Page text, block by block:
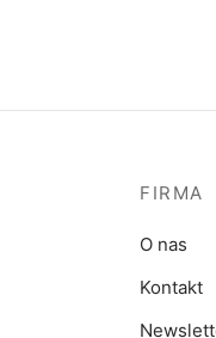
FIRMA
O nas
Kontakt